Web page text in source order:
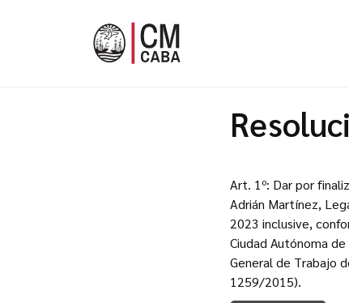
Art. 1º: Dar por
Adrián Martínez,
2023 inclusive,
Ciudad Autónoma
General de Trabajo
1259/2015).